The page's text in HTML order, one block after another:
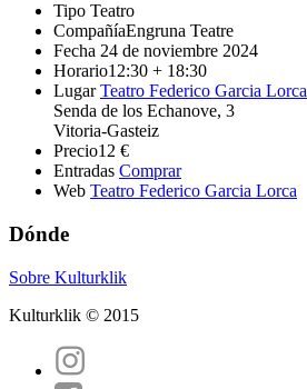
Tipo Teatro
CompañíaEngruna Teatre
Fecha 24 de noviembre 2024
Horario12:30 + 18:30
Lugar Teatro Federico Garcia Lorca
Senda de los Echanove, 3
Vitoria-Gasteiz
Precio12 €
Entradas Comprar
Web Teatro Federico Garcia Lorca
Dónde
Sobre Kulturklik
Kulturklik © 2015